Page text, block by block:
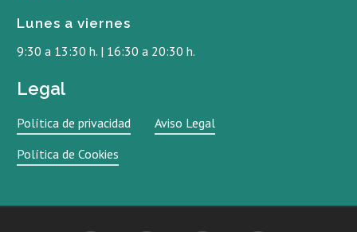
Lunes a viernes
9:30 a 13:30 h. | 16:30 a 20:30 h.
Legal
Política de privacidad
Aviso Legal
Política de Cookies